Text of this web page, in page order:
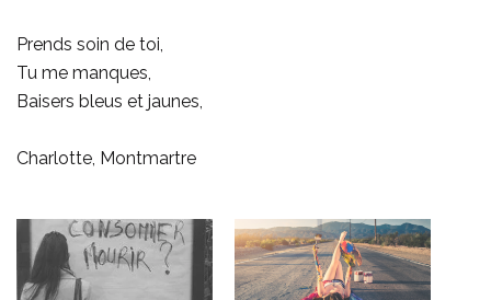
Prends soin de toi,
Tu me manques,
Baisers bleus et jaunes,
Charlotte, Montmartre